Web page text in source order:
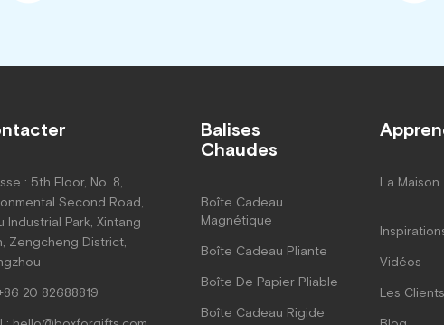
: 5th Floor, No. 8,
Second Road,
Industrial Park, Xintang
Zengcheng District,
20 82688819
Balises
Chaudes
Boîte Cadeau
Magnétique
Boîte Cadeau Pliante
Boîte De Papier Pliable
Boîte Cadeau Rigide
La Maison
Vidéos
Les Clients